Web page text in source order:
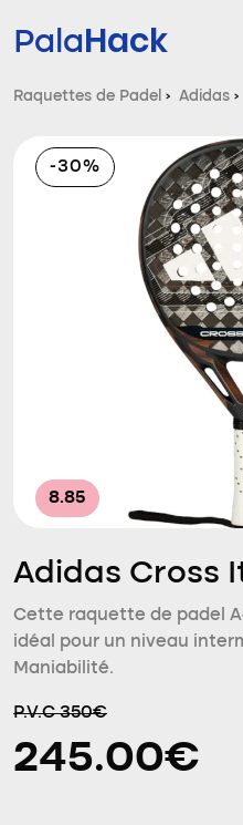
PalaHack
Raquettes
Questions
Raquettes de Padel › Adidas ›
-30%
8.85
Adidas Cross
Cette raquette de padel
idéal pour un niveau
Maniabilité.
P.V.C 350€
245.00€